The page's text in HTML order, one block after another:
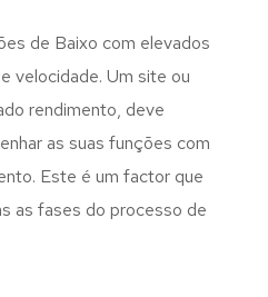
de Baixo com elevados
velocidade. Um site ou
rendimento, deve
as suas funções com
Este é um factor que
as fases do processo de